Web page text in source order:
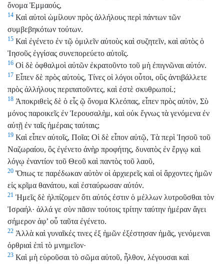
ὄνομα Ἐμμαούς,
14 Καὶ αὐτοὶ ὡμίλουν πρὸς ἀλλήλους περὶ πάντων τῶν
συμβεβηκότων τούτων.
15 Καὶ ἐγένετο ἐν τῷ ὁμιλεῖν αὐτοὺς καὶ συζητεῖν, καὶ αὐτὸς ὁ
Ἰησοῦς ἐγγίσας συνεπορεύετο αὐτοῖς.
16 Οἱ δὲ ὀφθαλμοὶ αὐτῶν ἐκρατοῦντο τοῦ μὴ ἐπιγνῶναι αὐτόν.
17 Εἶπεν δὲ πρὸς αὐτοὺς, Τίνες οἱ λόγοι οὗτοι, οὓς ἀντιβάλλετε
πρὸς ἀλλήλους περιπατοῦντες, καὶ ἐστὲ σκυθρωποί.;
18 Ἀποκριθεὶς δὲ ὁ εἷς ῷ ὄνομα Κλεόπας, εἶπεν πρὸς αὐτὸν, Σὺ
μόνος παροικεῖς ἐν Ἱερουσαλὴμ, καὶ οὐκ ἔγνως τὰ γενόμενα ἐν
αὐτῇ ἐν ταῖς ἡμέραις ταύταις;
19 Καὶ εἶπεν αὐτοῖς, Ποῖα; Οἱ δὲ εἶπον αὐτῷ, Τὰ περὶ Ἰησοῦ τοῦ
Ναζωραίου, ὃς ἐγένετο ἀνὴρ προφήτης, δυνατὸς ἐν ἔργῳ καὶ
λόγῳ ἐναντίον τοῦ Θεοῦ καὶ παντὸς τοῦ λαοῦ,
20 Ὅπως τε παρέδωκαν αὐτὸν οἱ ἀρχιερεῖς καὶ οἱ ἄρχοντες ἡμῶν
εἰς κρῖμα θανάτου, καὶ ἐσταύρωσαν αὐτόν.
21 Ἡμεῖς δὲ ἠλπίζομεν ὅτι αὐτός ἐστιν ὁ μέλλων λυτροῦσθαι τὸν
Ἰσραήλ· ἀλλά γε σὺν πᾶσιν τούτοις τρίτην ταύτην ἡμέραν ἄγει
σήμερον ἀφ’ οὗ ταῦτα ἐγένετο.
22 Ἀλλὰ καὶ γυναῖκές τινες ἐξ ἡμῶν ἐξέστησαν ἡμᾶς, γενόμεναι
ὀρθριαὶ ἐπὶ τὸ μνημεῖον·
23 Καὶ μὴ εὑροῦσαι τὸ σῶμα αὐτοῦ, ἦλθον, λέγουσαι καὶ